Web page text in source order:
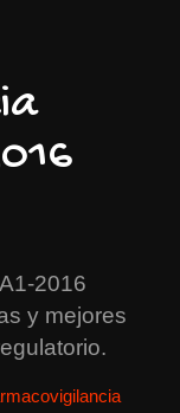
2016
y mejores